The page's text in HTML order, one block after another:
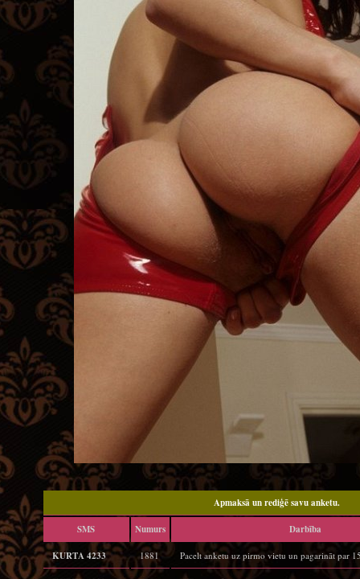
Apmaksā un rediģē savu anketu.
SMS Numurs Darbība
KURTA 4233 1881 Pacelt anketu uz pirmo vietu un pagarināt par